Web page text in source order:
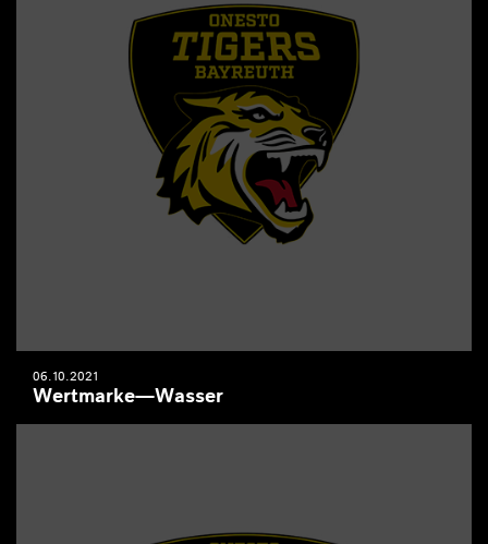
06.10.2021
Wertmarke—Wasser